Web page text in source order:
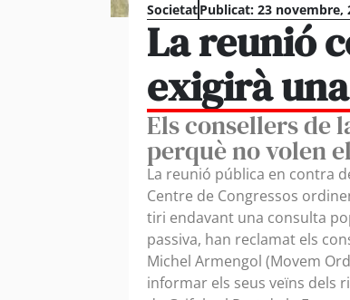
SocietatPublicat: 23 novembre,
La reunió
exigirà
Els consellers de
perquè no volen
La reunió pública en contra
Centre de Congressos
tiri endavant una consulta
passiva, han reclamat els
Michel Armengol (Movem
informar els seus veïns dels